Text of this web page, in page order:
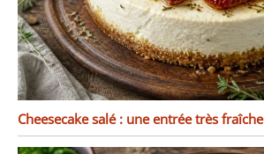
Cheesecake salé : une entrée très fraîche